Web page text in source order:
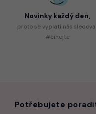
Novinky každý den,
protose vyplatí nás
#číhejte
Potřebujete